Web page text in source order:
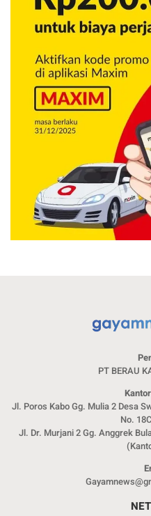
PT BERAU
Jl. Poros Kabo Gg. Mulia 2 Desa
No.
Jl. Dr. Murjani 2 Gg. Anggrek